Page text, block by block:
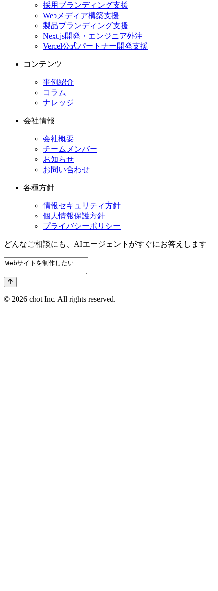
採用ブランディング支援
Webメディア構築支援
製品ブランディング支援
Next.js開発・エンジニア外注
Vercel公式パートナー開発支援
コンテンツ
事例紹介
コラム
ナレッジ
会社情報
会社概要
チームメンバー
お知らせ
お問い合わせ
各種方針
情報セキュリティ方針
個人情報保護方針
プライバシーポリシー
どんなご相談にも、 AIエージェントがすぐにお答えします
© 2026 chot Inc. All rights reserved.